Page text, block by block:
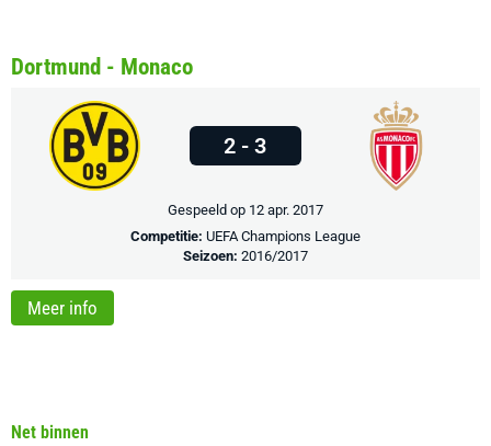
Net binnen
Dortmund - Monaco
2 - 3
Gespeeld op 12 apr. 2017
Competitie: UEFA Champions League
Seizoen: 2016/2017
Meer info